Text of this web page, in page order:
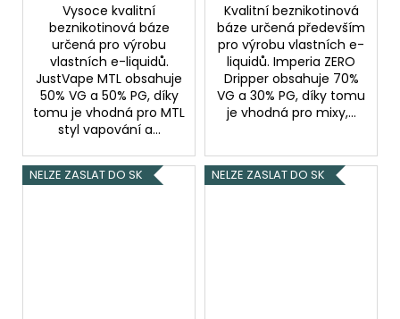
Vysoce kvalitní
beznikotinová báze
určená pro výrobu
vlastních e-liquidů.
JustVape MTL obsahuje
50% VG a 50% PG, díky
tomu je vhodná pro MTL
styl vapování a...
Kvalitní beznikotinová
báze určená především
pro výrobu vlastních e-
liquidů. Imperia ZERO
Dripper obsahuje 70%
VG a 30% PG, díky tomu
je vhodná pro mixy,...
NELZE ZASLAT DO SK NELZE ZASLAT DO SK